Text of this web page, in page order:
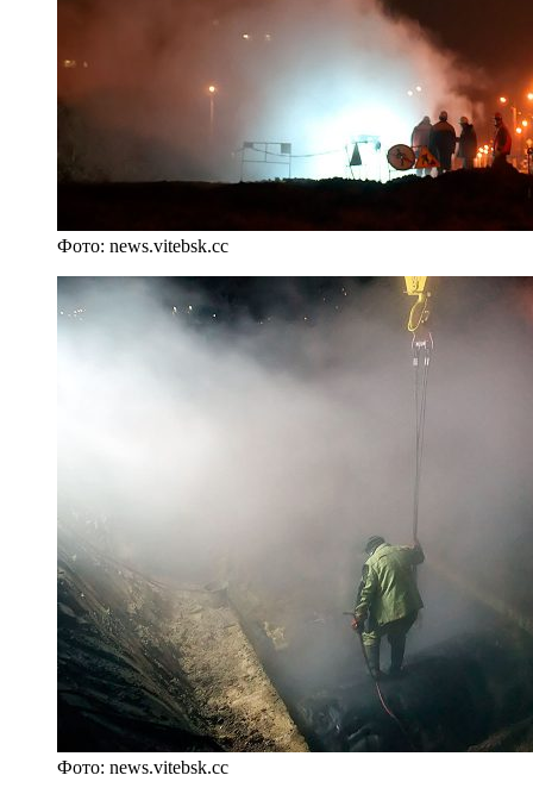
Фото: news.vitebsk.сс
Фото: news.vitebsk.сс